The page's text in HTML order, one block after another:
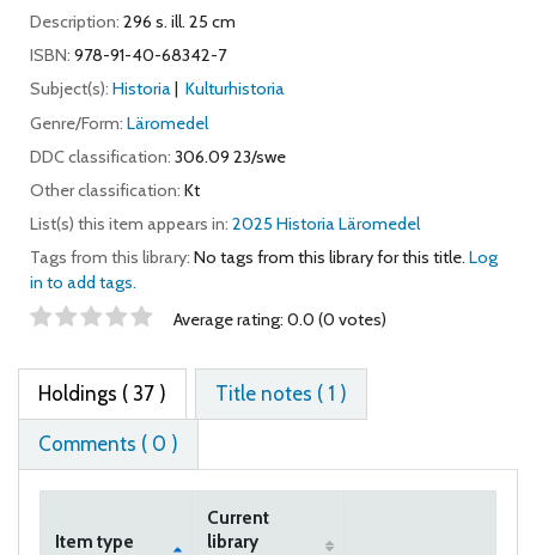
Description: 296 s. ill. 25 cm
ISBN: 978-91-40-68342-7
Subject(s): Historia
Kulturhistoria
Genre/Form: Läromedel
DDC classification: 306.09 23/swe
Other classification: Kt
List(s) this item appears in: 2025 Historia Läromedel
Tags from this library: No tags from this library for this title. Log
in to add tags.
Star ratings Average rating: 0.0 (0 votes)
Holdings ( 37 ) Title notes ( 1 )
Comments ( 0 )
Item type
Current
library